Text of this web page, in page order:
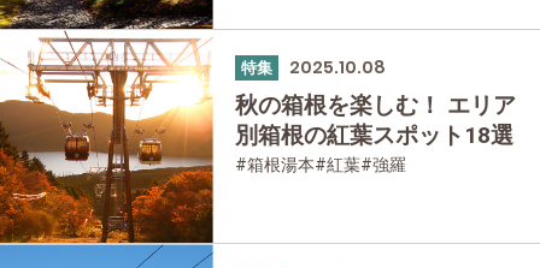
#モデルコース#箱根湯本#紅葉
#強羅 #箱根フリーパス
#大涌谷
#家族で#友人グループで #宿泊
#グルメ#乗り物#公園・自然
#母と娘で
特集 2025.10.08
秋の箱根を楽しむ！ エリア
別箱根の紅葉スポット18選
#箱根湯本#紅葉#強羅